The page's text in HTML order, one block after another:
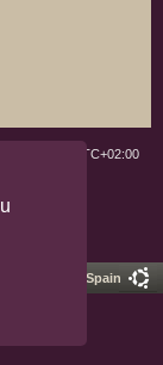
UTC+02:00
by phpBB Spain